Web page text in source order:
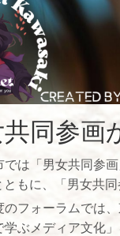
共同参画
は「男女共同参
ともに、「男女共
フォーラムでは
学ぶメディア文化